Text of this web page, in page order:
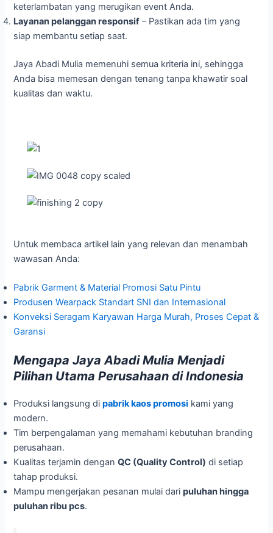
keterlambatan yang merugikan event Anda.
Layanan pelanggan responsif – Pastikan ada tim yang
siap membantu setiap saat.
Jaya Abadi Mulia memenuhi semua kriteria ini, sehingga
Anda bisa memesan dengan tenang tanpa khawatir soal
kualitas dan waktu.
Untuk membaca artikel lain yang relevan dan menambah
wawasan Anda:
Pabrik Garment & Material Promosi Satu Pintu
Produsen Wearpack Standart SNI dan Internasional
Konveksi Seragam Karyawan Harga Murah, Proses Cepat &
Garansi
Mengapa Jaya Abadi Mulia Menjadi
Pilihan Utama Perusahaan di Indonesia
Produksi langsung di pabrik kaos promosi kami yang
modern.
Tim berpengalaman yang memahami kebutuhan branding
perusahaan.
Kualitas terjamin denganQC (Quality Control) di setiap
tahap produksi.
Mampu mengerjakan pesanan mulai daripuluhan hingga
puluhan ribu pcs.